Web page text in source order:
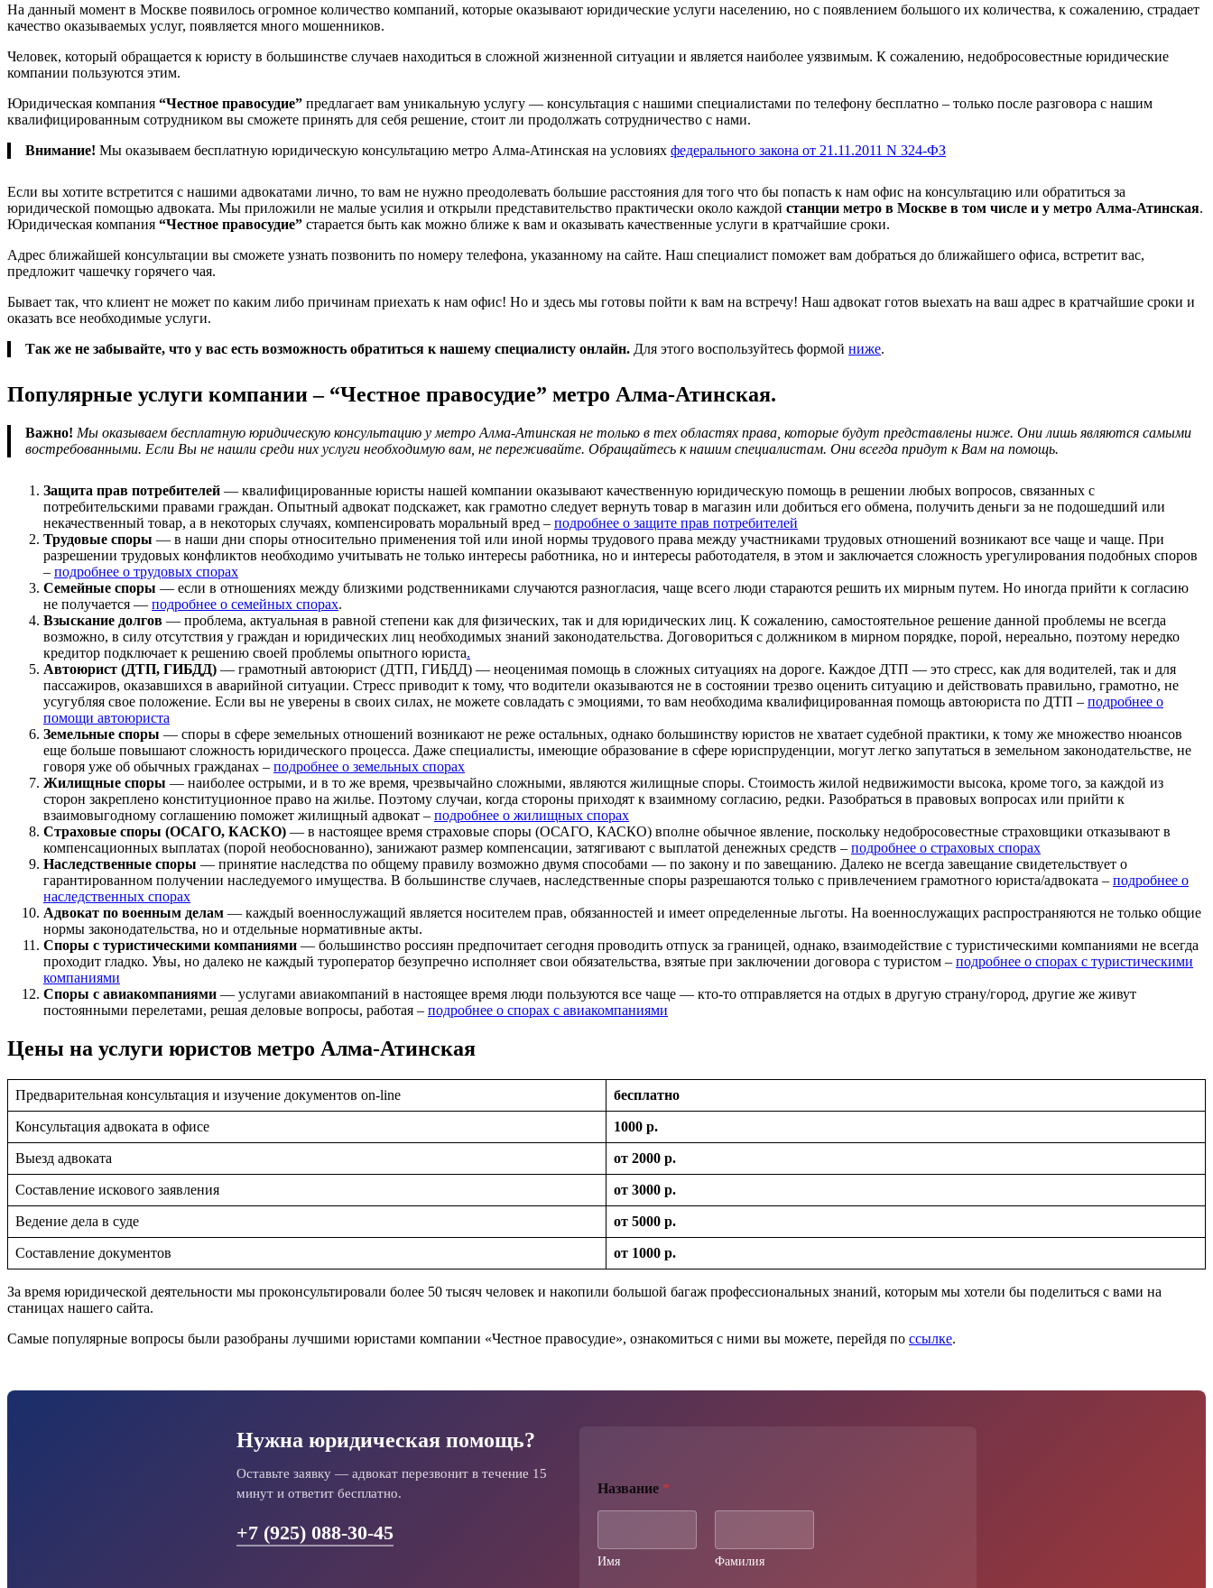
На данный момент в Москве появилось огромное количество компаний, которые оказывают юридические услуги населению, но с появлением большого их количества, к сожалению, страдает
качество оказываемых услуг, появляется много мошенников.
Человек, который обращается к юристу в большинстве случаев находиться в сложной жизненной ситуации и является наиболее уязвимым. К сожалению, недобросовестные юридические
компании пользуются этим.
Юридическая компания “Честное правосудие” предлагает вам уникальную услугу — консультация с нашими специалистами по телефону бесплатно – только после разговора с нашим
квалифицированным сотрудником вы сможете принять для себя решение, стоит ли продолжать сотрудничество с нами.
Внимание! Мы оказываем бесплатную юридическую консультацию метро Алма-Атинская на условиях федерального закона от 21.11.2011 N 324-ФЗ
Если вы хотите встретится с нашими адвокатами лично, то вам не нужно преодолевать большие расстояния для того что бы попасть к нам офис на консультацию или обратиться за
юридической помощью адвоката. Мы приложили не малые усилия и открыли представительство практически около каждой станции метро в Москве в том числе и у метро Алма-Атинская.
Юридическая компания “Честное правосудие” старается быть как можно ближе к вам и оказывать качественные услуги в кратчайшие сроки.
Адрес ближайшей консультации вы сможете узнать позвонить по номеру телефона, указанному на сайте. Наш специалист поможет вам добраться до ближайшего офиса, встретит вас,
предложит чашечку горячего чая.
Бывает так, что клиент не может по каким либо причинам приехать к нам офис! Но и здесь мы готовы пойти к вам на встречу! Наш адвокат готов выехать на ваш адрес в кратчайшие сроки и
оказать все необходимые услуги.
Так же не забывайте, что у вас есть возможность обратиться к нашему специалисту онлайн. Для этого воспользуйтесь формой ниже.
Популярные услуги компании – “Честное правосудие” метро Алма-Атинская.
Важно! Мы оказываем бесплатную юридическую консультацию у метро Алма-Атинская не только в тех областях права, которые будут представлены ниже. Они лишь являются самыми
востребованными. Если Вы не нашли среди них услуги необходимую вам, не переживайте. Обращайтесь к нашим специалистам. Они всегда придут к Вам на помощь.
Защита прав потребителей — квалифицированные юристы нашей компании оказывают качественную юридическую помощь в решении любых вопросов, связанных с
потребительскими правами граждан. Опытный адвокат подскажет, как грамотно следует вернуть товар в магазин или добиться его обмена, получить деньги за не подошедший или
некачественный товар, а в некоторых случаях, компенсировать моральный вред – подробнее о защите прав потребителей
Трудовые споры — в наши дни споры относительно применения той или иной нормы трудового права между участниками трудовых отношений возникают все чаще и чаще. При
разрешении трудовых конфликтов необходимо учитывать не только интересы работника, но и интересы работодателя, в этом и заключается сложность урегулирования подобных споров
– подробнее о трудовых спорах
Семейные споры — если в отношениях между близкими родственниками случаются разногласия, чаще всего люди стараются решить их мирным путем. Но иногда прийти к согласию
не получается — подробнее о семейных спорах.
Взыскание долгов — проблема, актуальная в равной степени как для физических, так и для юридических лиц. К сожалению, самостоятельное решение данной проблемы не всегда
возможно, в силу отсутствия у граждан и юридических лиц необходимых знаний законодательства. Договориться с должником в мирном порядке, порой, нереально, поэтому нередко
кредитор подключает к решению своей проблемы опытного юриста.
Автоюрист (ДТП, ГИБДД) — грамотный автоюрист (ДТП, ГИБДД) — неоценимая помощь в сложных ситуациях на дороге. Каждое ДТП — это стресс, как для водителей, так и для
пассажиров, оказавшихся в аварийной ситуации. Стресс приводит к тому, что водители оказываются не в состоянии трезво оценить ситуацию и действовать правильно, грамотно, не
усугубляя свое положение. Если вы не уверены в своих силах, не можете совладать с эмоциями, то вам необходима квалифицированная помощь автоюриста по ДТП – подробнее о
помощи автоюриста
Земельные споры — споры в сфере земельных отношений возникают не реже остальных, однако большинству юристов не хватает судебной практики, к тому же множество нюансов
еще больше повышают сложность юридического процесса. Даже специалисты, имеющие образование в сфере юриспруденции, могут легко запутаться в земельном законодательстве, не
говоря уже об обычных гражданах – подробнее о земельных спорах
Жилищные споры — наиболее острыми, и в то же время, чрезвычайно сложными, являются жилищные споры. Стоимость жилой недвижимости высока, кроме того, за каждой из
сторон закреплено конституционное право на жилье. Поэтому случаи, когда стороны приходят к взаимному согласию, редки. Разобраться в правовых вопросах или прийти к
взаимовыгодному соглашению поможет жилищный адвокат – подробнее о жилищных спорах
Страховые споры (ОСАГО, КАСКО) — в настоящее время страховые споры (ОСАГО, КАСКО) вполне обычное явление, поскольку недобросовестные страховщики отказывают в
компенсационных выплатах (порой необоснованно), занижают размер компенсации, затягивают с выплатой денежных средств – подробнее о страховых спорах
Наследственные споры — принятие наследства по общему правилу возможно двумя способами — по закону и по завещанию. Далеко не всегда завещание свидетельствует о
гарантированном получении наследуемого имущества. В большинстве случаев, наследственные споры разрешаются только с привлечением грамотного юриста/адвоката – подробнее о
наследственных спорах
Адвокат по военным делам — каждый военнослужащий является носителем прав, обязанностей и имеет определенные льготы. На военнослужащих распространяются не только общие
нормы законодательства, но и отдельные нормативные акты.
Споры с туристическими компаниями — большинство россиян предпочитает сегодня проводить отпуск за границей, однако, взаимодействие с туристическими компаниями не всегда
проходит гладко. Увы, но далеко не каждый туроператор безупречно исполняет свои обязательства, взятые при заключении договора с туристом – подробнее о спорах с туристическими
компаниями
Споры с авиакомпаниями — услугами авиакомпаний в настоящее время люди пользуются все чаще — кто-то отправляется на отдых в другую страну/город, другие же живут
постоянными перелетами, решая деловые вопросы, работая – подробнее о спорах с авиакомпаниями
Цены на услуги юристов метро Алма-Атинская
Предварительная консультация и изучение документов on-line бесплатно
Консультация адвоката в офисе 1000 р.
Выезд адвоката от 2000 р.
Составление искового заявления от 3000 р.
Ведение дела в суде от 5000 р.
Составление документов от 1000 р.
За время юридической деятельности мы проконсультировали более 50 тысяч человек и накопили большой багаж профессиональных знаний, которым мы хотели бы поделиться с вами на
станицах нашего сайта.
Самые популярные вопросы были разобраны лучшими юристами компании «Честное правосудие», ознакомиться с ними вы можете, перейдя по ссылке.
Нужна юридическая помощь?
Оставьте заявку — адвокат перезвонит в течение 15
минут и ответит бесплатно.
+7 (925) 088-30-45
Название *
Имя Фамилия